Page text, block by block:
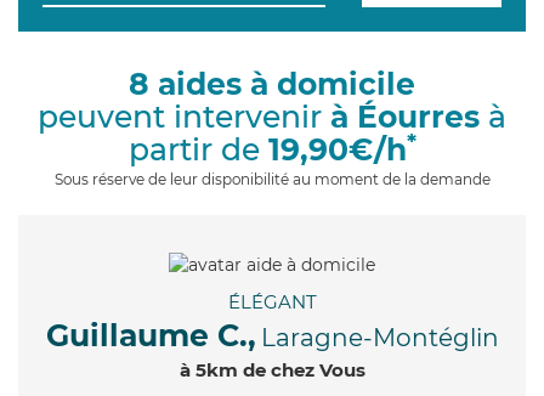
g
8 aides à domicile
peuvent intervenir à Éourres à
partir de 19,90€/h*
Sous réserve de leur disponibilité au moment de la demande
ÉLÉGANT
Guillaume C., Laragne-Montéglin
à 5km de chez Vous